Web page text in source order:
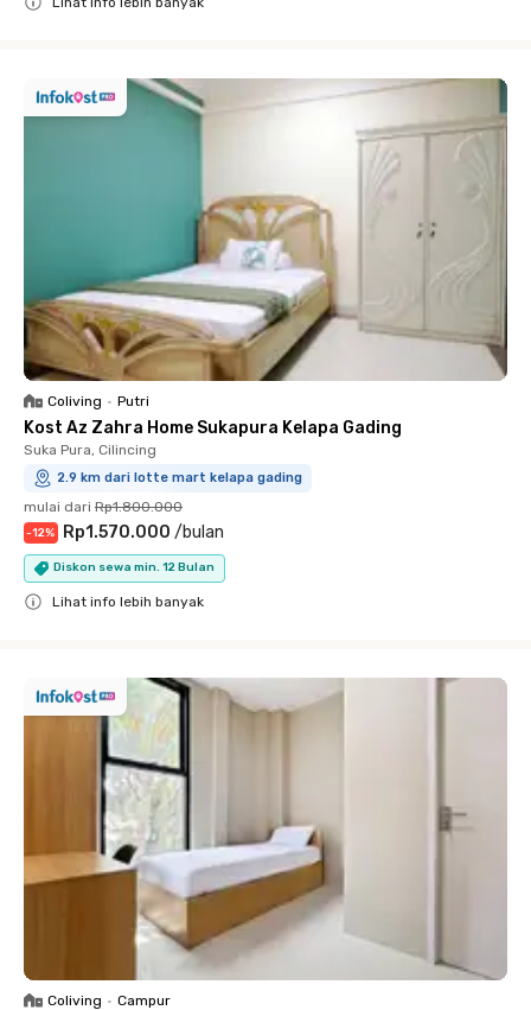
Coliving • Putri
Kost Az Zahra Home Sukapura Kelapa Gading
Suka Pura, Cilincing
2.9 km dari lotte mart kelapa gading
mulai dari Rp1.800.000
-12% Rp1.570.000 /bulan
Diskon sewa min. 12 Bulan
Lihat info lebih banyak
Coliving • Campur